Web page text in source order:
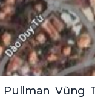
Vũng